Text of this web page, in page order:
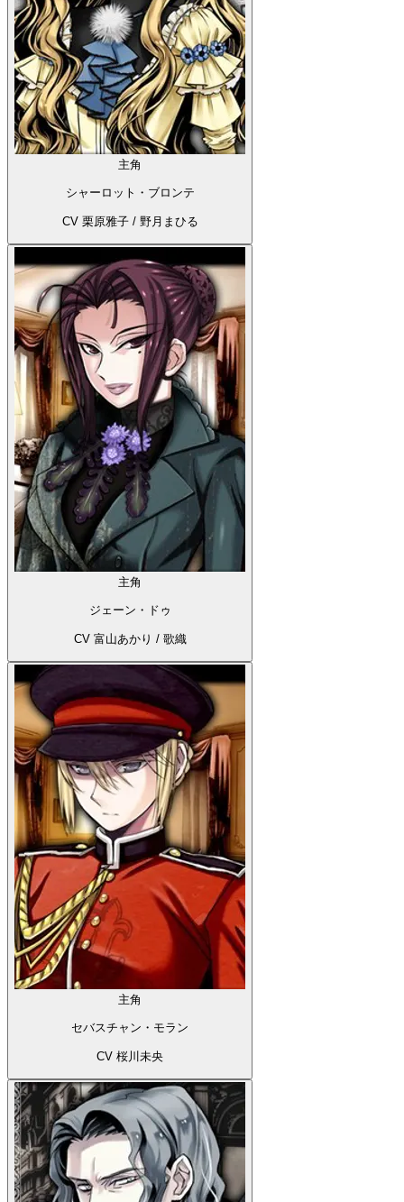
主角
シャーロット・ブロンテ
CV 栗原雅子 / 野月まひる
主角
ジェーン・ドゥ
CV 富山あかり / 歌織
主角
セバスチャン・モラン
CV 桜川未央